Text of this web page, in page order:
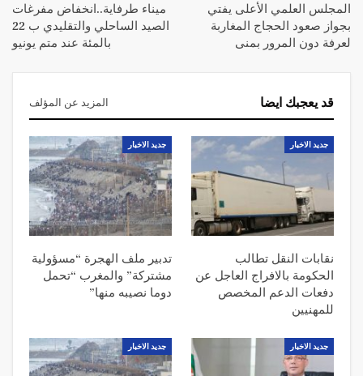
المجلس العلمي الأعلى يفتي
بجواز صعود الحجاج المغاربة
لعرفة دون المرور بمنى
ميناء طرفاية..انخفاض مفرغات
الصيد الساحلي والتقليدي ب 22
بالمئة عند متم يونيو
قد يعجبك ايضا المزيد عن المؤلف
جديد الاخبار
نقابات النقل تطالب
الحكومة بالافراج العاجل عن
دفعات الدعم المخصص
للمهنيين
جديد الاخبار
تدبير ملف الهجرة “مسؤولية
مشتركة” والمغرب “تحمل
دوما نصيبه منها”
جديد الاخبار جديد الاخبار